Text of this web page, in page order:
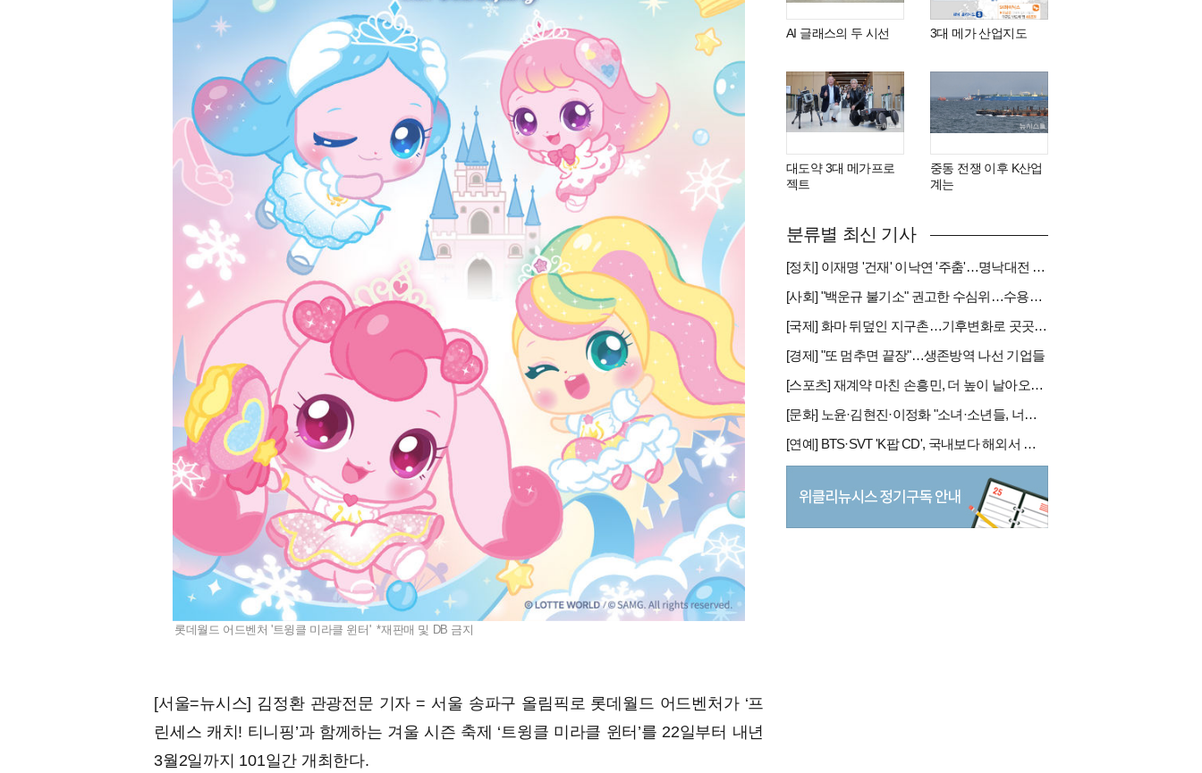
롯데월드 어드벤처 '트윙클 미라클 윈터' *재판매 및 DB 금지
[서울=뉴시스] 김정환 관광전문 기자 = 서울 송파구 올림픽로 롯데월드 어드벤처가 ‘프
린세스 캐치! 티니핑’과 함께하는 겨울 시즌 축제 ‘트윙클 미라클 윈터’를 22일부터 내년
3월2일까지 101일간 개최한다.
AI 글래스의 두 시선 3대 메가 산업지도
대도약 3대 메가프로
젝트
중동 전쟁 이후 K산업
계는
분류별 최신 기사
[정치] 이재명 '건재' 이낙연 '주춤'…명낙대전 불안한 휴전
[사회] "백운규 불기소" 권고한 수심위…수용땐 줄소송 피할듯
[국제] 화마 뒤덮인 지구촌…기후변화로 곳곳 대형 화재
[경제] "또 멈추면 끝장"…생존방역 나선 기업들
[스포츠] 재계약 마친 손흥민, 더 높이 날아오를까
[문화] 노윤·김현진·이정화 "소녀·소년들, 너희는 혼자가 아니야"
[연예] BTS·SVT 'K팝 CD', 국내보다 해외서 더 팔린다 왜?